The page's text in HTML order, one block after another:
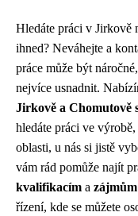
Hledáte práci v Jirkově
ihned? Neváhejte a
práce může být
nejvíce usnadnit.
Jirkově a Chomutově
hledáte práci ve
oblasti, u nás si jistě
vám rád pomůže najít
kvalifikacím a zájmům
řízení, kde se můžete